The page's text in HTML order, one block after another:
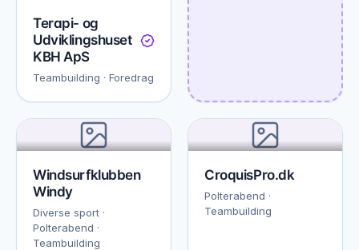
Terapi- og
Udviklingshuset
KBH ApS
Teambuilding · Foredrag
Windsurfklubben
Windy
Diverse sport ·
Polterabend ·
Teambuilding
CroquisPro.dk
Polterabend ·
Teambuilding